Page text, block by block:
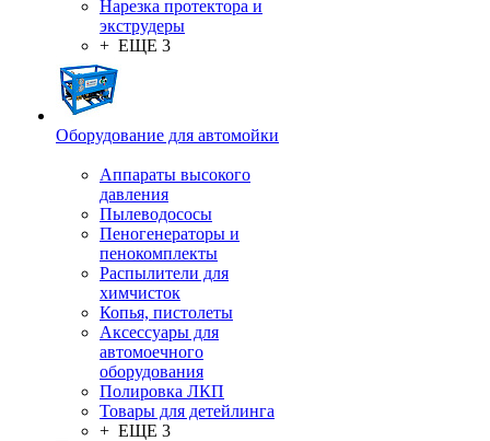
Нарезка протектора и
экструдеры
+ ЕЩЕ 3
Оборудование для автомойки
Аппараты высокого
давления
Пылеводососы
Пеногенераторы и
пенокомплекты
Распылители для
химчисток
Копья, пистолеты
Аксессуары для
автомоечного
оборудования
Полировка ЛКП
Товары для детейлинга
+ ЕЩЕ 3